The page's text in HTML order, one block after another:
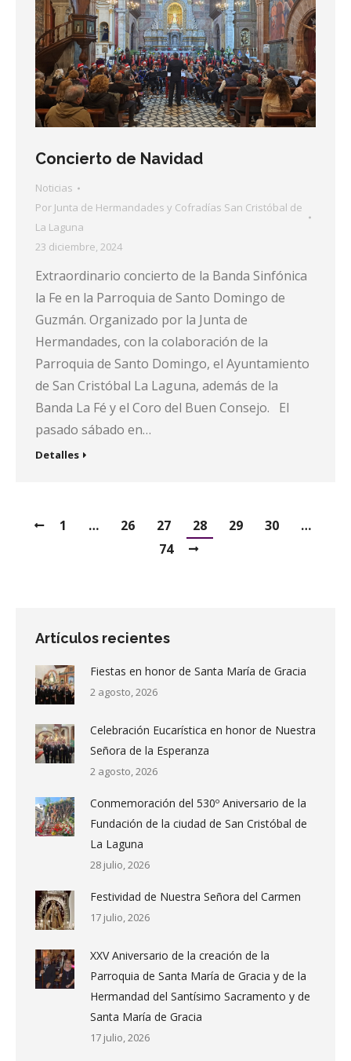
Concierto de Navidad
Noticias
Por Junta de Hermandades y Cofradías San Cristóbal de
La Laguna
23 diciembre, 2024
Extraordinario concierto de la Banda Sinfónica
la Fe en la Parroquia de Santo Domingo de
Guzmán. Organizado por la Junta de
Hermandades, con la colaboración de la
Parroquia de Santo Domingo, el Ayuntamiento
de San Cristóbal La Laguna, además de la
Banda La Fé y el Coro del Buen Consejo. El
pasado sábado en…
Detalles
1 … 26 27 28 29 30
…
74
Artículos recientes
Fiestas en honor de Santa María de Gracia
2 agosto, 2026
Celebración Eucarística en honor de Nuestra
Señora de la Esperanza
2 agosto, 2026
Conmemoración del 530º Aniversario de la
Fundación de la ciudad de San Cristóbal de
La Laguna
28 julio, 2026
Festividad de Nuestra Señora del Carmen
17 julio, 2026
XXV Aniversario de la creación de la
Parroquia de Santa María de Gracia y de la
Hermandad del Santísimo Sacramento y de
Santa María de Gracia
17 julio, 2026